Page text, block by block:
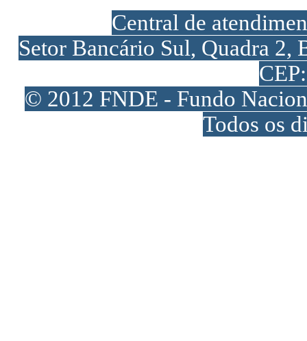
Central de
Setor Bancário Sul, Quadra
© 2012 FNDE - Fundo
Todos os